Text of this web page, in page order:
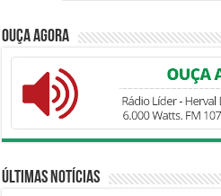
Ouça Agora
Últimas Notícias